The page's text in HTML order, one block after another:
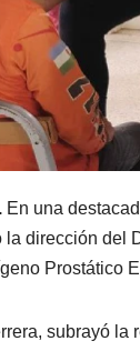
En una
la dirección del
Prostático
subrayó